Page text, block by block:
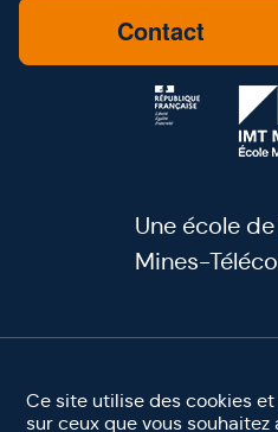
Ce site utilise des cookies
sur ceux que vous souhaitez
Contact
Une école
Mines-